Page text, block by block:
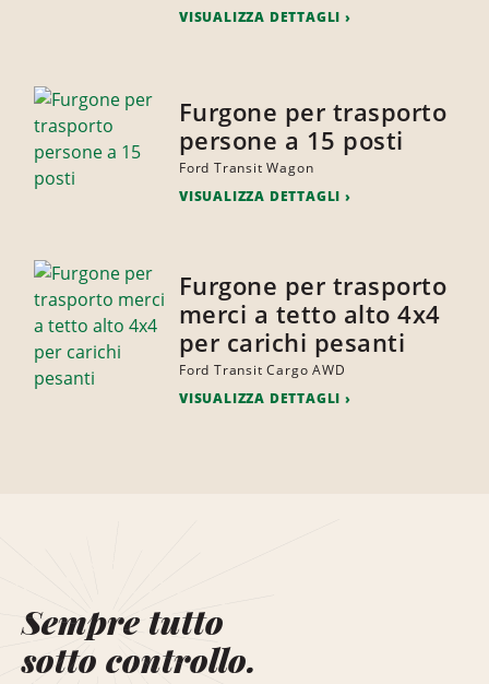
VISUALIZZA DETTAGLI
Furgone per trasporto
persone a 15 posti
Ford Transit Wagon
VISUALIZZA DETTAGLI
Furgone per trasporto
merci a tetto alto 4x4
per carichi pesanti
Ford Transit Cargo AWD
VISUALIZZA DETTAGLI
Sempre tutto
sotto controllo.